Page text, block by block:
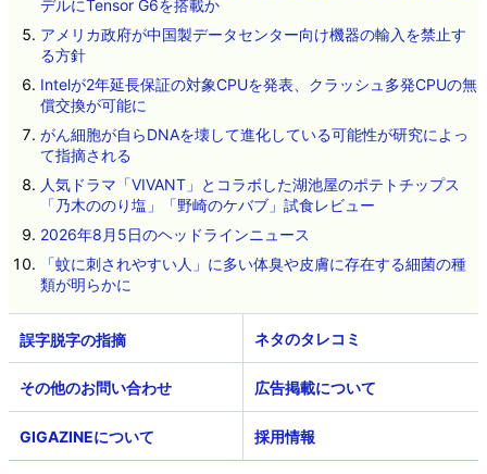
デルにTensor G6を搭載か
アメリカ政府が中国製データセンター向け機器の輸入を禁止す
る方針
Intelが2年延長保証の対象CPUを発表、クラッシュ多発CPUの無
償交換が可能に
がん細胞が自らDNAを壊して進化している可能性が研究によっ
て指摘される
人気ドラマ「VIVANT」とコラボした湖池屋のポテトチップス
「乃木ののり塩」「野崎のケバブ」試食レビュー
2026年8月5日のヘッドラインニュース
「蚊に刺されやすい人」に多い体臭や皮膚に存在する細菌の種
類が明らかに
ネタのタレコミ
その他のお問い合わせ 広告掲載について
GIGAZINEについて 採用情報